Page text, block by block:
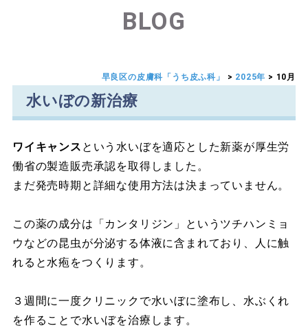
BLOG
早良区の皮膚科「うち皮ふ科」 > 2025年 > 10月
水いぼの新治療
ワイキャンス という水いぼを適応とした新薬が厚生労
働省の製造販売承認を取得しました。
まだ発売時期と詳細な使用方法は決まっていません。
この薬の成分は「カンタリジン」というツチハンミョ
ウなどの昆虫が分泌する体液に含まれており、人に触
れると水疱をつくります。
３週間に一度クリニックで水いぼに塗布し、水ぶくれ
を作ることで水いぼを治療します。